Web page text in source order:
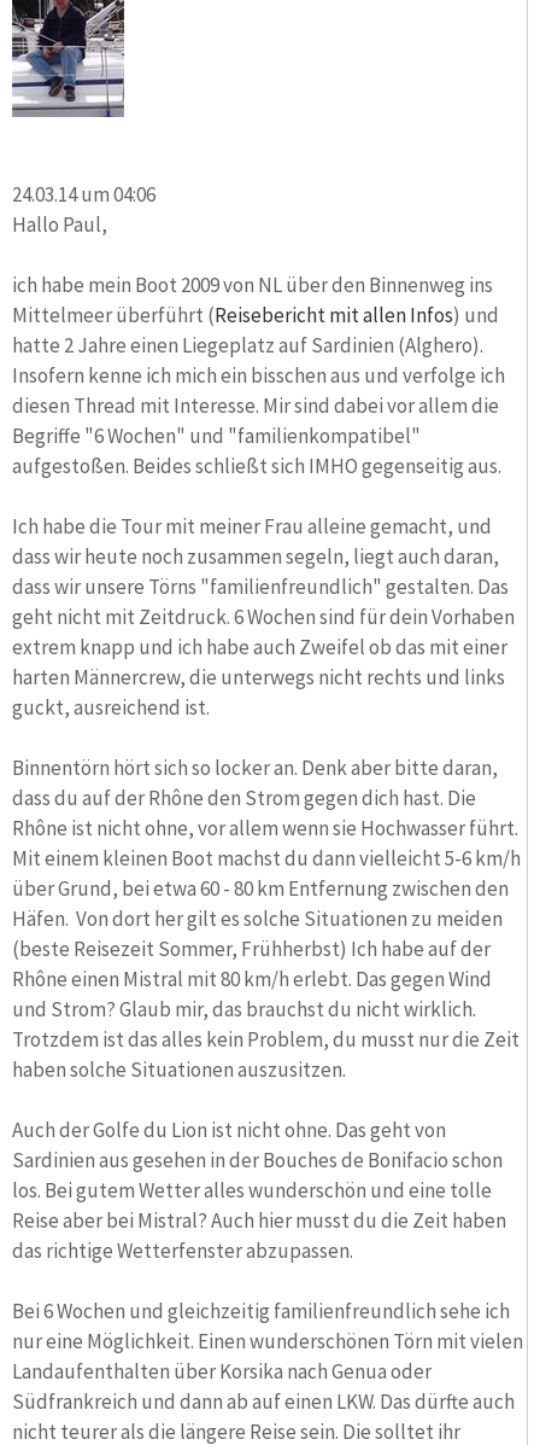
24.03.14 um 04:06
Hallo Paul,
ich habe mein Boot 2009 von NL über den Binnenweg ins
Mittelmeer überführt (Reisebericht mit allen Infos) und
hatte 2 Jahre einen Liegeplatz auf Sardinien (Alghero).
Insofern kenne ich mich ein bisschen aus und verfolge ich
diesen Thread mit Interesse. Mir sind dabei vor allem die
Begriffe "6 Wochen" und "familienkompatibel"
aufgestoßen. Beides schließt sich IMHO gegenseitig aus.
Ich habe die Tour mit meiner Frau alleine gemacht, und
dass wir heute noch zusammen segeln, liegt auch daran,
dass wir unsere Törns "familienfreundlich" gestalten. Das
geht nicht mit Zeitdruck. 6 Wochen sind für dein Vorhaben
extrem knapp und ich habe auch Zweifel ob das mit einer
harten Männercrew, die unterwegs nicht rechts und links
guckt, ausreichend ist.
Binnentörn hört sich so locker an. Denk aber bitte daran,
dass du auf der Rhône den Strom gegen dich hast. Die
Rhône ist nicht ohne, vor allem wenn sie Hochwasser führt.
Mit einem kleinen Boot machst du dann vielleicht 5-6 km/h
über Grund, bei etwa 60 - 80 km Entfernung zwischen den
Häfen. Von dort her gilt es solche Situationen zu meiden
(beste Reisezeit Sommer, Frühherbst) Ich habe auf der
Rhône einen Mistral mit 80 km/h erlebt. Das gegen Wind
und Strom? Glaub mir, das brauchst du nicht wirklich.
Trotzdem ist das alles kein Problem, du musst nur die Zeit
haben solche Situationen auszusitzen.
Auch der Golfe du Lion ist nicht ohne. Das geht von
Sardinien aus gesehen in der Bouches de Bonifacio schon
los. Bei gutem Wetter alles wunderschön und eine tolle
Reise aber bei Mistral? Auch hier musst du die Zeit haben
das richtige Wetterfenster abzupassen.
Bei 6 Wochen und gleichzeitig familienfreundlich sehe ich
nur eine Möglichkeit. Einen wunderschönen Törn mit vielen
Landaufenthalten über Korsika nach Genua oder
Südfrankreich und dann ab auf einen LKW. Das dürfte auch
nicht teurer als die längere Reise sein. Die solltet ihr